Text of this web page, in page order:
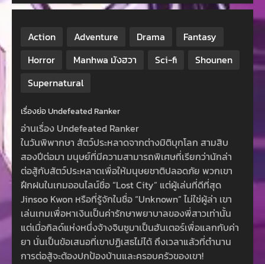
Action Adventure Drama
Fantasy
Horror
Manhwa มังฮวา Sci-fi
Shounen
Supernatural
เรื่องย่อ Undefeated Ranker
อ่านเรื่อง Undefeated Ranker
ในวันพิพากษา สัตว์ประหลาดจากต่างมิติบุกโลก สามสิบ
สองปีต่อมา มนุษย์ที่มีความสามารถพิเศษที่เรียกว่านักล่า
ต่อสู้กับสัตว์ประหลาดเพื่อให้มนุษยชาติปลอดภัย พวกเขา
ฝึกฝนในเกมออนไลน์ชื่อ “Lost City” แต่ผู้เล่นที่ดีที่สุด
Jinsoo Kwon หรือที่รู้จักในชื่อ “Unknown” ไม่ใช่ผู้ล่า เขา
เล่นเกมเพื่อหาเงินเป็นค่ารักษาพยาบาลของพี่สาวเท่านั้น
แต่เมื่อกิลด์แห่งหนึ่งจ้างจินซูมาเป็นฮันเตอร์เพื่อแลกกับค่า
ยา นั่นเป็นข้อเสนอที่เขาปฏิเสธไม่ได้ ถึงเวลาแล้วที่ตำนาน
การต่อสู้จะต้องปกป้องบ้านและครอบครัวของเขา!